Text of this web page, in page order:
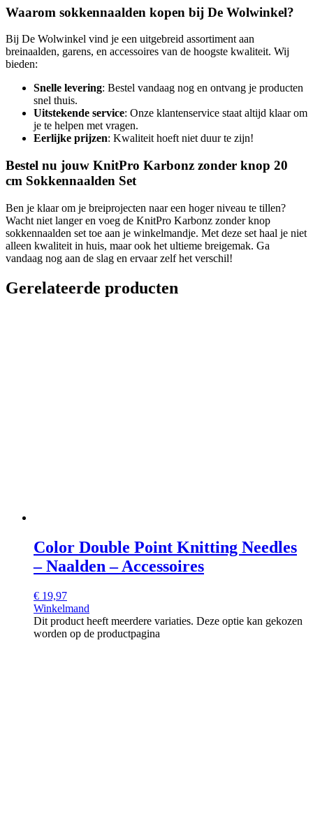
Waarom sokkennaalden kopen bij De Wolwinkel?
Bij De Wolwinkel vind je een uitgebreid assortiment aan
breinaalden, garens, en accessoires van de hoogste kwaliteit. Wij
bieden:
Snelle levering: Bestel vandaag nog en ontvang je producten
snel thuis.
Uitstekende service: Onze klantenservice staat altijd klaar om
je te helpen met vragen.
Eerlijke prijzen: Kwaliteit hoeft niet duur te zijn!
Bestel nu jouw KnitPro Karbonz zonder knop 20
cm Sokkennaalden Set
Ben je klaar om je breiprojecten naar een hoger niveau te tillen?
Wacht niet langer en voeg de KnitPro Karbonz zonder knop
sokkennaalden set toe aan je winkelmandje. Met deze set haal je niet
alleen kwaliteit in huis, maar ook het ultieme breigemak. Ga
vandaag nog aan de slag en ervaar zelf het verschil!
Gerelateerde producten
Color Double Point Knitting Needles
– Naalden – Accessoires
€ 19,97
Winkelmand
Dit product heeft meerdere variaties. Deze optie kan gekozen
worden op de productpagina